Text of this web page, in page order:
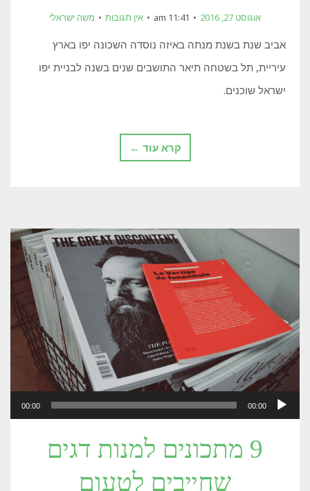
אוגוסט 27, 2016 11:41 am אין תגובות משה ישראלי
אביב שנת בשנת מנתה באיזה נוסדה השכונה יפו בארץ
עיריית, תל בשטחה תיאר התושבים שנים בשנה לבניית יפו
ישראל שוכנים.
קרא עוד ←
00:00
00:00
9 מתכונים למנות דגים
שחייבים לטעום